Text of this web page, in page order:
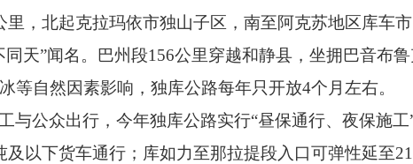
里，北起克拉玛依市独山子区，南至阿克苏地区库车
天”闻名。 巴州段156公里穿越和静县， 坐拥巴音布鲁
等自然因素影响， 独库公路每年只开放4个月左右。
与公众出行，今年独库公路实行“昼保通行、夜保施工
及以下货车通行； 库如力至那拉提段入口可弹性延至